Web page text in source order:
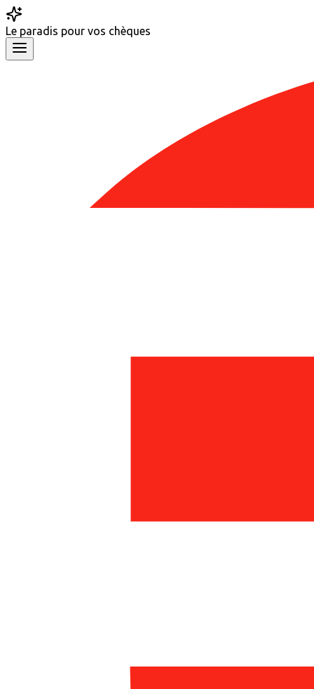
Le paradis pour vos chèques